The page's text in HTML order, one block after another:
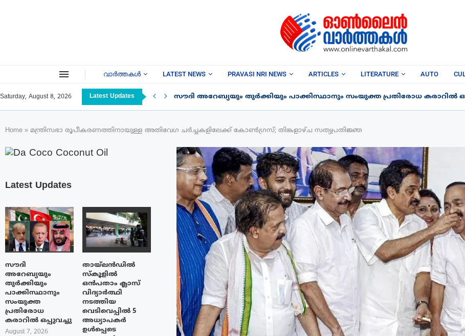
വാർത്തകൾ LATEST NEWS PRAVASI NRI NEWS ARTICLES LITERATURE AUTO
Saturday, August 8, 2026 Latest Updates സൗദി അറേബ്യയും തുർക്കിയും പാക്കിസ്ഥാനും സംയുക്ത പ്രതിരോധ കരാറിൽ
Home » മന്ത്രിസഭാ രൂപീകരണത്തിനായുള്ള അതിവേഗ ചർച്ചകളിലേക്ക് കോൺഗ്രസ്; തിങ്കളാഴ്‌ച സത്യപ്രതിജ്ഞ
Latest Updates
സൗദി
അറേബ്യയും
തുർക്കിയും
പാക്കിസ്ഥാനും
സംയുക്ത
പ്രതിരോധ
കരാറിൽ ഒപ്പുവച്ചു
August 7, 2026
തായ്‌ലൻഡിൽ
സ്കൂളിൽ
ഒൻപതാം ക്ലാസ്
വിദ്യാർത്ഥി
നടത്തിയ
വെടിവെപ്പിൽ 5
അധ്യാപകർ
ഉൾപ്പെടെ